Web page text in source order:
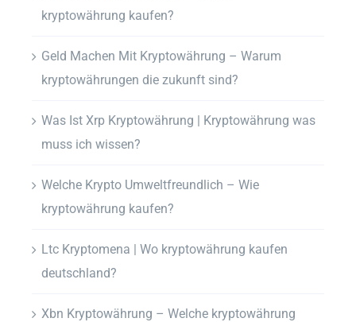
kryptowährung kaufen?
Geld Machen Mit Kryptowährung – Warum
kryptowährungen die zukunft sind?
Was Ist Xrp Kryptowährung | Kryptowährung was
muss ich wissen?
Welche Krypto Umweltfreundlich – Wie
kryptowährung kaufen?
Ltc Kryptomena | Wo kryptowährung kaufen
deutschland?
Xbn Kryptowährung – Welche kryptowährung